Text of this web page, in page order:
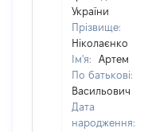
України
Прізвище:
Ніколаєнко
Ім'я:
Артем
По батькові:
Васильович
Дата
народження: